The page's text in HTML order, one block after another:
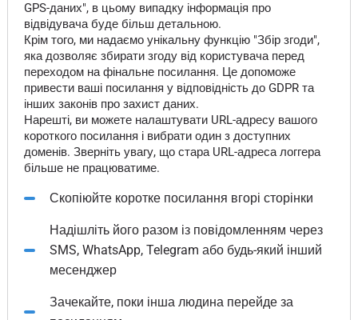
GPS-даних", в цьому випадку інформація про
відвідувача буде більш детальною.
Крім того, ми надаємо унікальну функцію "Збір згоди",
яка дозволяє збирати згоду від користувача перед
переходом на фінальне посилання. Це допоможе
привести ваші посилання у відповідність до GDPR та
інших законів про захист даних.
Нарешті, ви можете налаштувати URL-адресу вашого
короткого посилання і вибрати один з доступних
доменів. Зверніть увагу, що стара URL-адреса логгера
більше не працюватиме.
Скопіюйте коротке посилання вгорі сторінки
Надішліть його разом із повідомленням через
SMS, WhatsApp, Telegram або будь-який інший
месенджер
Зачекайте, поки інша людина перейде за